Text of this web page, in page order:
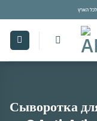
to
content
Сыворотка